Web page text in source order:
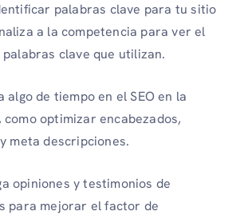
palabras clave para tu sitio
a la competencia para ver el
clave que utilizan.
algo de tiempo en el SEO en la
como optimizar encabezados,
meta descripciones.
opiniones y testimonios de
para mejorar el factor de